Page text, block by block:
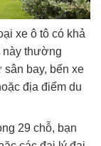
xe ô tô có khả
này thường
bay, bến xe
địa điểm du
29 chỗ, bạn